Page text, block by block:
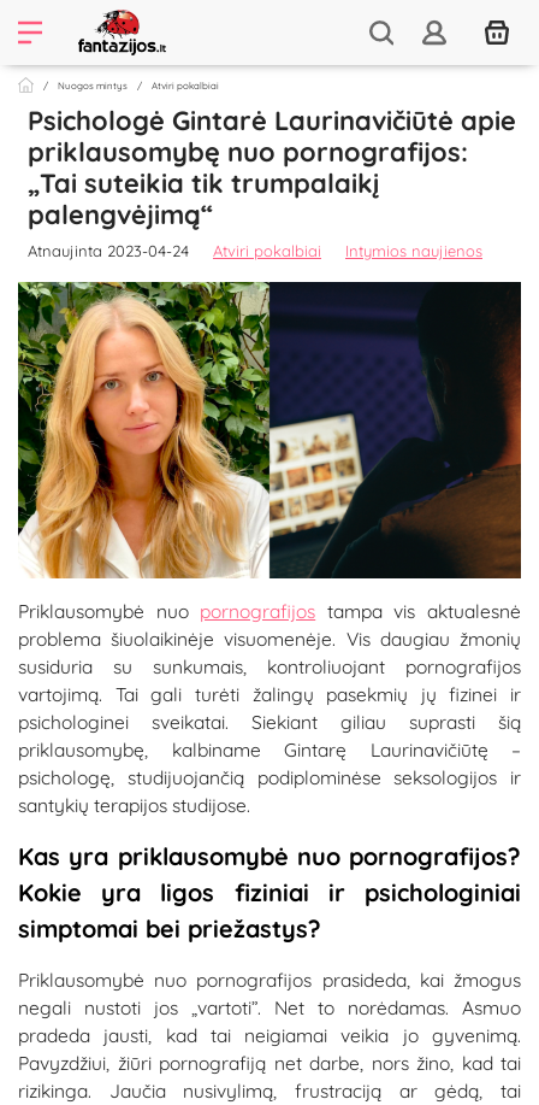
Nuogos mintys Atviri pokalbiai
Psichologė Gintarė Laurinavičiūtė apie
priklausomybę nuo pornografijos:
„Tai suteikia tik trumpalaikį
palengvėjimą“
Atnaujinta 2023-04-24 Atviri pokalbiai Intymios naujienos
Priklausomybė nuo pornografijos tampa vis aktualesnė
problema šiuolaikinėje visuomenėje. Vis daugiau žmonių
susiduria su sunkumais, kontroliuojant pornografijos
vartojimą. Tai gali turėti žalingų pasekmių jų fizinei ir
psichologinei sveikatai. Siekiant giliau suprasti šią
priklausomybę, kalbiname Gintarę Laurinavičiūtę –
psichologę, studijuojančią podiplominėse seksologijos ir
santykių terapijos studijose.
Kas yra priklausomybė nuo pornografijos?
Kokie yra ligos fiziniai ir psichologiniai
simptomai bei priežastys?
Priklausomybė nuo pornografijos prasideda, kai žmogus
negali nustoti jos „vartoti”. Net to norėdamas. Asmuo
pradeda jausti, kad tai neigiamai veikia jo gyvenimą.
Pavyzdžiui, žiūri pornografiją net darbe, nors žino, kad tai
rizikinga. Jaučia nusivylimą, frustraciją ar gėdą, tai